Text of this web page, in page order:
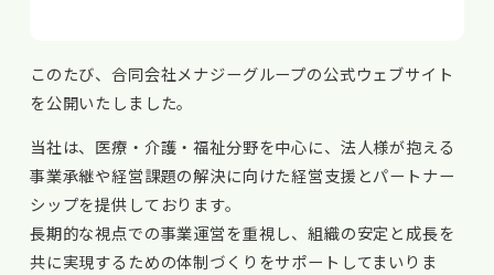
このたび、合同会社メナジーグループの公式ウェブサイト
を公開いたしました。
当社は、医療・介護・福祉分野を中心に、法人様が抱える
事業承継や経営課題の解決に向けた経営支援とパートナー
シップを提供しております。
長期的な視点での事業運営を重視し、組織の安定と成長を
共に実現するための体制づくりをサポートしてまいりま